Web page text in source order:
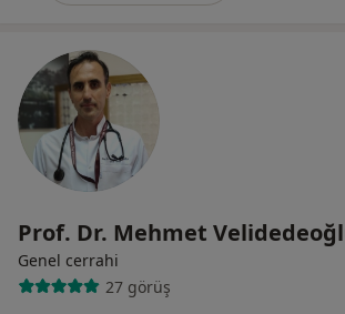
Prof. Dr. Mehmet
Genel cerrahi
27 görüş